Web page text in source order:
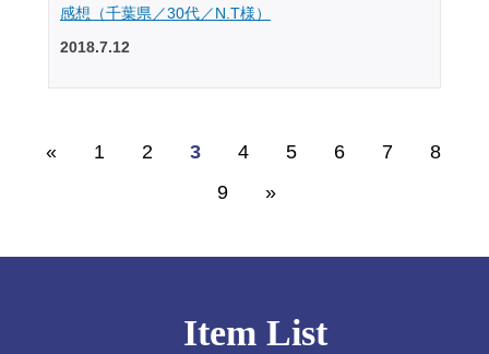
感想（千葉県／30代／N.T様）
2018.7.12
« 1 2 3 4 5 6 7
8
9
»
Item List